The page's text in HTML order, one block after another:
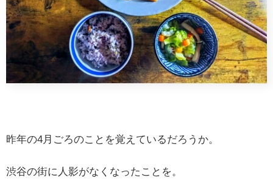
昨年の4月ごろのことを覚えているだろうか。
渋谷の街に人影がなくなったことを。